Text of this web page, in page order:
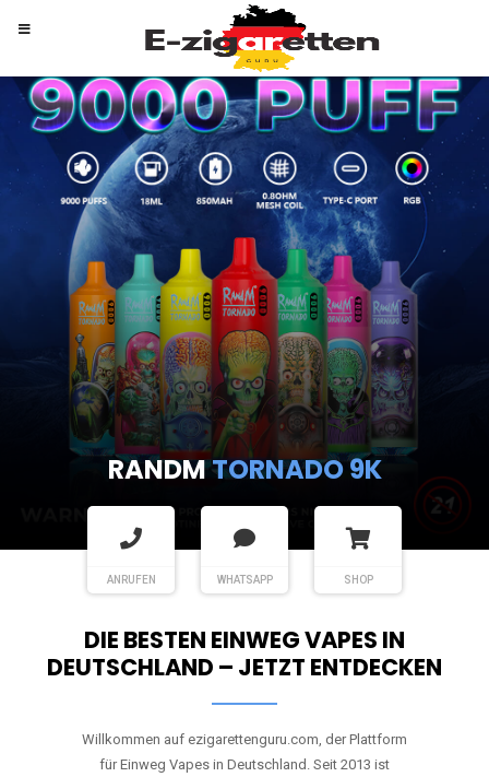
RANDMTORNADO 9K
ANRUFEN WHATSAPP SHOP
DIE BESTEN EINWEG VAPES IN
DEUTSCHLAND – JETZT ENTDECKEN
Willkommen auf ezigarettenguru.com, der Plattform
für Einweg Vapes in Deutschland. Seit 2013 ist